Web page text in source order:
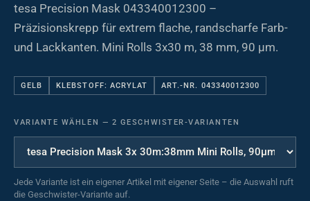
tesa Precision Mask 043340012300 –
Präzisionskrepp für extrem flache, randscharfe Farb-
und Lackkanten. Mini Rolls 3x30 m, 38 mm, 90 µm.
GELB KLEBSTOFF: ACRYLAT ART.-NR. 043340012300
VARIANTE WÄHLEN — 2 GESCHWISTER-VARIANTEN
Jede Variante ist ein eigener Artikel mit eigener Seite – die Auswahl ruft
die Geschwister-Variante auf.